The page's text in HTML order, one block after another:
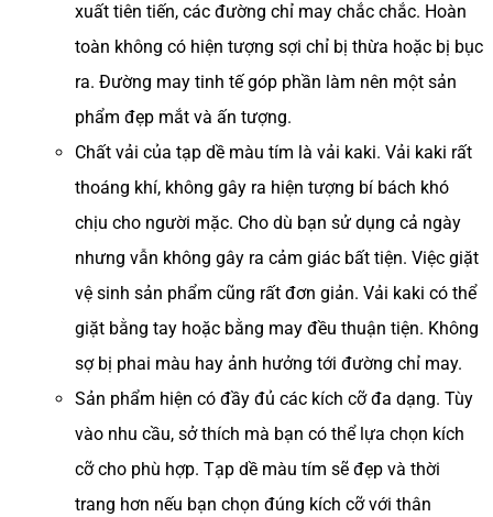
xuất tiên tiến, các đường chỉ may chắc chắc. Hoàn
toàn không có hiện tượng sợi chỉ bị thừa hoặc bị bục
ra. Đường may tinh tế góp phần làm nên một sản
phẩm đẹp mắt và ấn tượng.
Chất vải của tạp dề màu tím là vải kaki. Vải kaki rất
thoáng khí, không gây ra hiện tượng bí bách khó
chịu cho người mặc. Cho dù bạn sử dụng cả ngày
nhưng vẫn không gây ra cảm giác bất tiện. Việc giặt
vệ sinh sản phẩm cũng rất đơn giản. Vải kaki có thể
giặt bằng tay hoặc bằng may đều thuận tiện. Không
sợ bị phai màu hay ảnh hưởng tới đường chỉ may.
Sản phẩm hiện có đầy đủ các kích cỡ đa dạng. Tùy
vào nhu cầu, sở thích mà bạn có thể lựa chọn kích
cỡ cho phù hợp. Tạp dề màu tím sẽ đẹp và thời
trang hơn nếu bạn chọn đúng kích cỡ với thân